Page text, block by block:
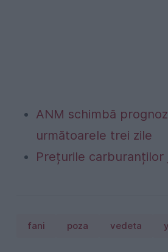
ANM schimbă
următoarele trei zile
Prețurile carburanților
fani poza vedeta